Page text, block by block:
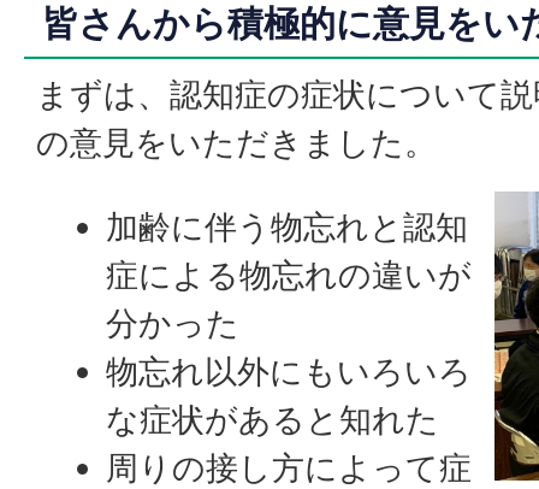
皆さんから積極的に意見をい
まずは、認知症の症状について
の意見をいただきました。
加齢に伴う物忘れと認知
症による物忘れの違いが
分かった
物忘れ以外にもいろいろ
な症状があると知れた
周りの接し方によって症